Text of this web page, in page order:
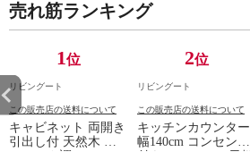
売れ筋ランキング
1位
リビングート
この販売店の送料について
キャビネット 両開き
引出し付 天然木 エ
2位
リビングート
この販売店の送料について
キッチンカウンター
幅140cm コンセント